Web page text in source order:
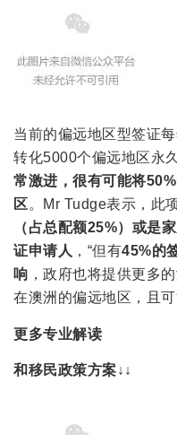
当前的偏远地区型签证
转化5000个偏远地区永
常激进，很有可能将
区。Mr Tudge表示，此
（占总配额25%）或是
证申请人 ，“但有45%的
响 ，政府也将提供更多
在澳洲的偏远地区，且
更多专业解读
和移民政策方案↓↓